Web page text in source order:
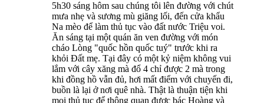
5h30 sáng hôm sau chúng tôi lên đường với chút
mưa nhẹ và sương mù giăng lối, đến cửa khẩu
Na mèo để làm thủ tục vào đất nước Triệu voi.
Ăn sáng tại một quán ăn ven đường với món
cháo Lòng "quốc hồn quốc tuý" trước khi ra
khỏi Đất mẹ. Tại đây có một kỷ niệm không vui
lắm với cây xăng mà đổ 4 chỉ được 2 mà trong
khi đồng hồ vẫn đủ, hơi mất điểm với chuyến đi,
buồn là lại ở nơi quê nhà. Thật là thuận tiện khi
mọi thủ tục để thông quan được bác Hoàng và